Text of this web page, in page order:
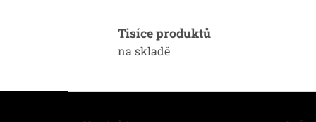
Tisíce produktů
na skladě